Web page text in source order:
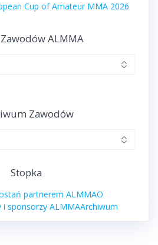
Cup of Amateur MMA 2026
ALMMA
Zawodów
Stopka
partnerem ALMMAO
i sponsorzy ALMMAArchiwum